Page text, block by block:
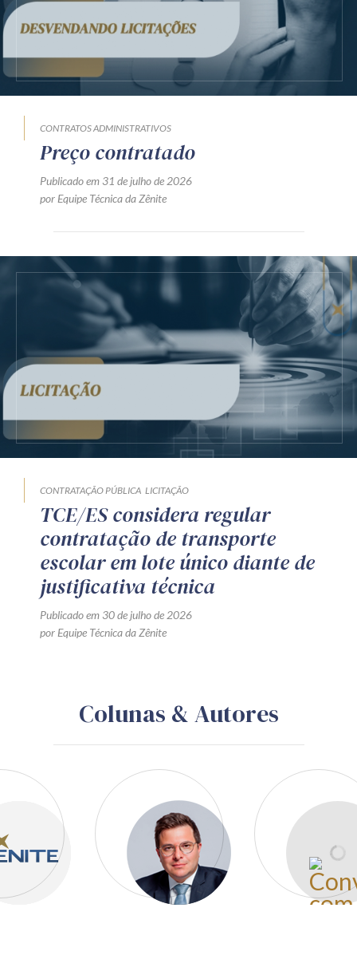
CONTRATOS ADMINISTRATIVOS
Preço contratado
Publicado em 31 de julho de 2026
por Equipe Técnica da Zênite
CONTRATAÇÃO PÚBLICA LICITAÇÃO
TCE/ES considera regular
contratação de transporte
escolar em lote único diante de
justificativa técnica
Publicado em 30 de julho de 2026
por Equipe Técnica da Zênite
Colunas & Autores